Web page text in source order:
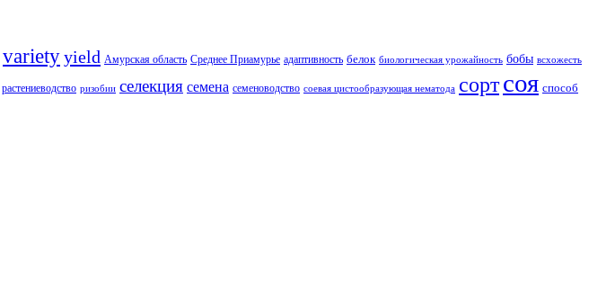
varietyyield Амурская область Среднее Приамурье адаптивность белок биологическая урожайность бобы всхожесть
растениеводство ризобии селекция семена семеноводство соевая цистообразующая нематода сортсоя способ